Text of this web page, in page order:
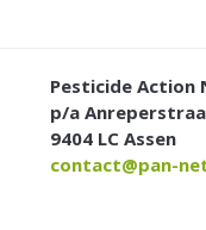
FOOTERPesticide Action
p/a
9404 LC Assen
contact@pan-